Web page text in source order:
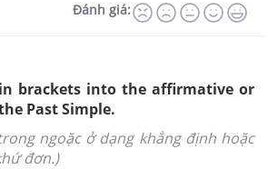
Đánh giá:
brackets into the affirmative or
Past Simple.
ngoặc ở dạng khẳng định hoặc
đơn.)